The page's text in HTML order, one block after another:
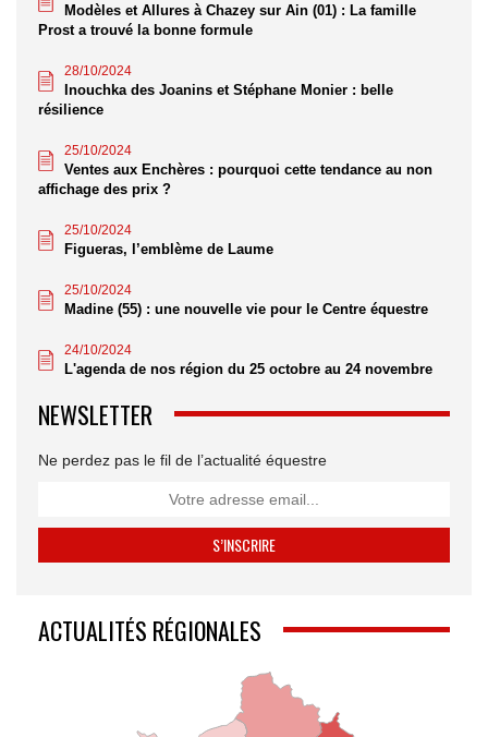
Modèles et Allures à Chazey sur Ain (01) : La famille
Prost a trouvé la bonne formule
28/10/2024
Inouchka des Joanins et Stéphane Monier : belle
résilience
25/10/2024
Ventes aux Enchères : pourquoi cette tendance au non
affichage des prix ?
25/10/2024
Figueras, l’emblème de Laume
25/10/2024
Madine (55) : une nouvelle vie pour le Centre équestre
24/10/2024
L'agenda de nos région du 25 octobre au 24 novembre
NEWSLETTER
Ne perdez pas le fil de l’actualité équestre
ACTUALITÉS RÉGIONALES